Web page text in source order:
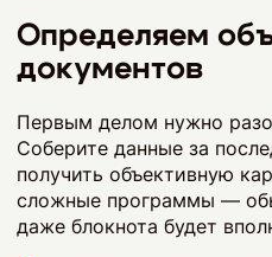
Определяем
документов
Первым делом нужно
Соберите данные за
получить объективную
сложные программы —
даже блокнота будет